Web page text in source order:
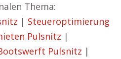
Thema:
| Steueroptimierung
Pulsnitz |
Pulsnitz |